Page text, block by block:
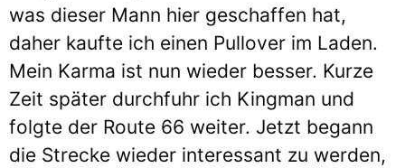
was dieser Mann hier geschaffen hat,
daher kaufte ich einen Pullover im Laden.
Mein Karma ist nun wieder besser. Kurze
Zeit später durchfuhr ich Kingman und
folgte der Route 66 weiter. Jetzt begann
die Strecke wieder interessant zu werden,